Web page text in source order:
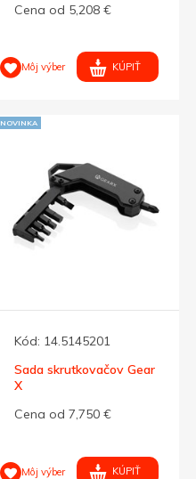
Cena od 5,208 €
Môj výber KÚPIŤ
NOVINKA
Kód: 14.5145201
Sada skrutkovačov Gear
X
Cena od 7,750 €
Môj výber KÚPIŤ